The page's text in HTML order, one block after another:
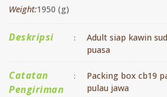
Weight:1950 (g)
Deskripsi :
Adult siap kawin
puasa
Catatan
Pengiriman
:
Packing box cb19
pulau jawa